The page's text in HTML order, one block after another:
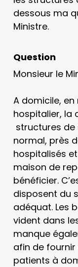
dessous ma
Ministre.
Question
Monsieur le
A domicile,
hospitalier, la
structures de
normal, près
hospitalisés
maison de
bénéficier.
disposent du
adéquat. Les
vident dans
manque
afin de fournir
patients à